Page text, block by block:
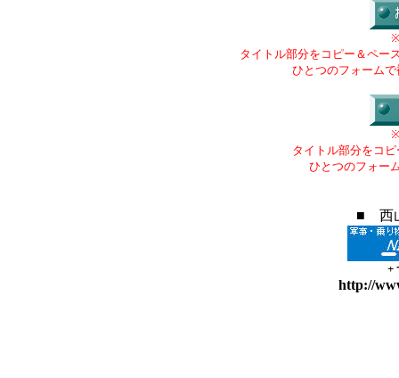
タイトル部分をコピー＆ペー
ひとつのフォーム
タイトル部分をコ
ひとつのフォー
■ 西
+
http://